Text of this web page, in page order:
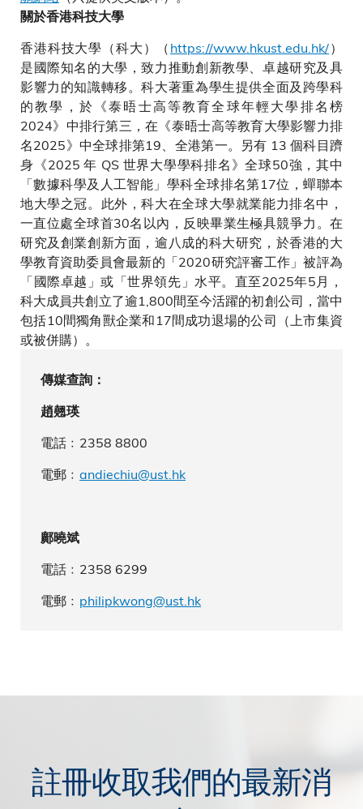
關於香港科技大學
香港科技大學（科大）（https://www.hkust.edu.hk/）
是國際知名的大學，致力推動創新教學、卓越研究及具
影響力的知識轉移。科大著重為學生提供全面及跨學科
的教學，於《泰晤士高等教育全球年輕大學排名榜
2024》中排行第三，在《泰晤士高等教育大學影響力排
名2025》中全球排第19、全港第一。另有 13 個科目躋
身《2025 年 QS 世界大學學科排名》全球50強，其中
「數據科學及人工智能」學科全球排名第17位，蟬聯本
地大學之冠。此外，科大在全球大學就業能力排名中，
一直位處全球首30名以內，反映畢業生極具競爭力。在
研究及創業創新方面，逾八成的科大研究，於香港的大
學教育資助委員會最新的「2020研究評審工作」被評為
「國際卓越」或「世界領先」水平。直至2025年5月，
科大成員共創立了逾1,800間至今活躍的初創公司，當中
包括10間獨角獸企業和17間成功退場的公司（上市集資
或被併購）。
傳媒查詢：
趙翹瑛
電話﹕2358 8800
電郵﹕ andiechiu@ust.hk
鄺曉斌
電話﹕2358 6299
電郵﹕ philipkwong@ust.hk
註冊收取我們的最新消